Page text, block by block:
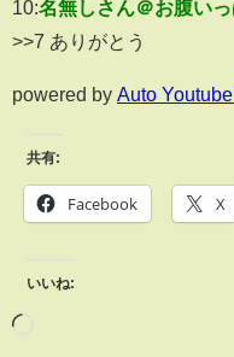
10:名無しさん＠お腹い
>>7 ありがとう
powered by Auto
共有:
Facebook X
いいね: